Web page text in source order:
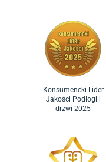
Konsumencki Lider
Jakości Podłogi i
drzwi 2025